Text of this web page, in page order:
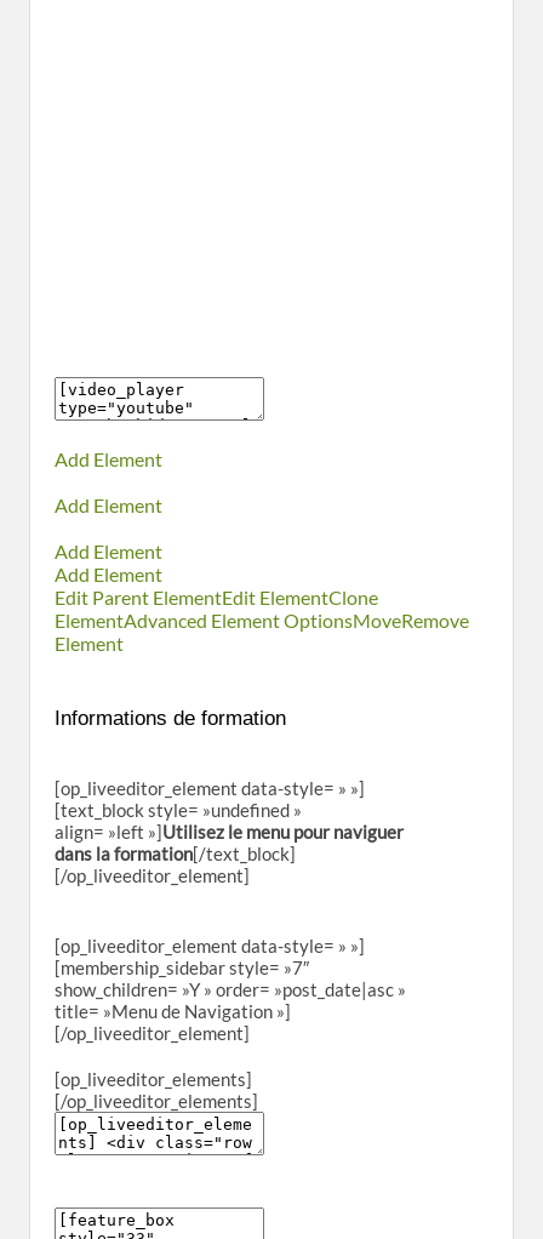
Add Element
Add Element
Add Element
Add Element
Edit Parent ElementEdit ElementClone
ElementAdvanced Element OptionsMoveRemove
Element
Informations de formation
[op_liveeditor_element data-style= » »]
[text_block style= »undefined »
align= »left »]Utilisez le menu pour naviguer
dans la formation[/text_block]
[/op_liveeditor_element]
[op_liveeditor_element data-style= » »]
[membership_sidebar style= »7″
show_children= »Y » order= »post_date|asc »
title= »Menu de Navigation »]
[/op_liveeditor_element]
[op_liveeditor_elements]
[/op_liveeditor_elements]